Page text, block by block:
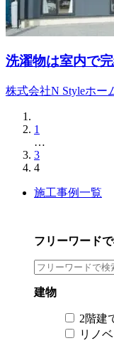
洗濯物は室内で
株式会社N Styleホー
1
…
3
4
施工事例一覧
フリーワード
建物
2階建
リノ